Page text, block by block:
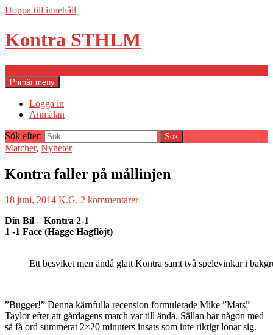
Hoppa till innehåll
Kontra STHLM
Primär meny
Logga in
Anmälan
Sök efter:
Matcher, Nyheter
Kontra faller på mållinjen
18 juni, 2014 K.G. 2 kommentarer
Din Bil – Kontra 2-1
1 -1 Face (Hagge Hagflöjt)
Ett besviket men ändå glatt Kontra samt två spelevinkar i
”Bugger!” Denna kärnfulla recension formulerade Mike ”Mats”
Taylor efter att gårdagens match var till ända. Sällan har någon med
så få ord summerat 2×20 minuters insats som inte riktigt lönar sig.